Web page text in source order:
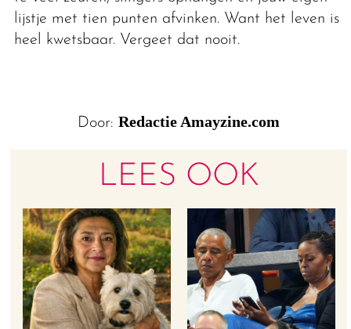
lijstje met tien punten afvinken. Want het leven is
heel kwetsbaar. Vergeet dat nooit.
Door:Redactie Amayzine.com
LEES OOK